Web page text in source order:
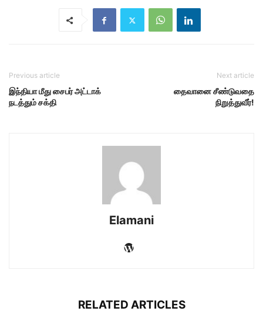
Previous article
இந்தியா மீது சைபர் அட்டாக்
நடத்தும் சக்தி
Next article
தைவானை சீண்டுவதை
நிறுத்துவீர்!
Elamani
RELATED ARTICLES